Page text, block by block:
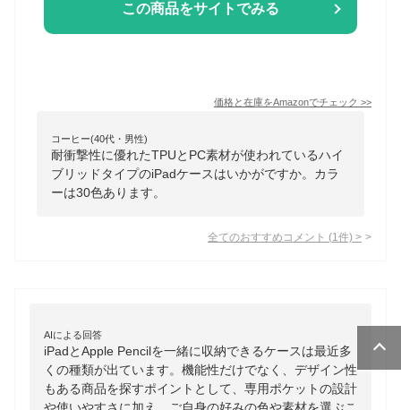
この商品をサイトでみる
価格と在庫をAmazonでチェック >>
コーヒー(40代・男性)
耐衝撃性に優れたTPUとPC素材が使われているハイ
ブリッドタイプのiPadケースはいかがですか。カラ
ーは30色あります。
全てのおすすめコメント (1 件) >
AIによる回答
iPadとApple Pencilを一緒に収納できるケースは最近多
くの種類が出ています。機能性だけでなく、デザイン性
もある商品を探すポイントとして、専用ポケットの設計